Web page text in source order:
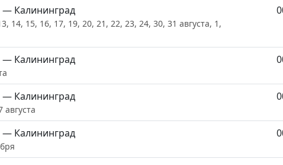
— Калининград
14, 15, 16, 17, 19, 20, 21, 22, 23, 24, 30, 31 августа, 1,
— Калининград
— Калининград
августа
— Калининград